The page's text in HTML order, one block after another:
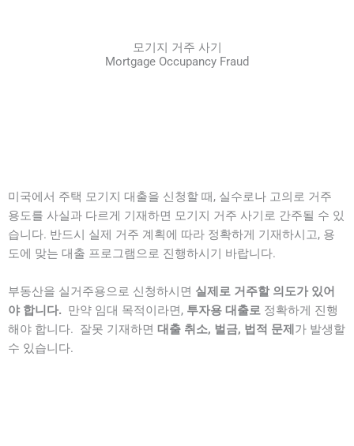
모기지 거주 사기
Mortgage Occupancy Fraud
미국에서 주택 모기지 대출을 신청할 때, 실수로나 고의로 거주
용도를 사실과 다르게 기재하면 모기지 거주 사기로 간주될 수 있
습니다. 반드시 실제 거주 계획에 따라 정확하게 기재하시고, 용
도에 맞는 대출 프로그램으로 진행하시기 바랍니다.
부동산을 실거주용으로 신청하시면 실제로 거주할 의도가 있어
야 합니다. 만약 임대 목적이라면, 투자용 대출로 정확하게 진행
해야 합니다. 잘못 기재하면 대출 취소, 벌금, 법적 문제 가 발생할
수 있습니다.